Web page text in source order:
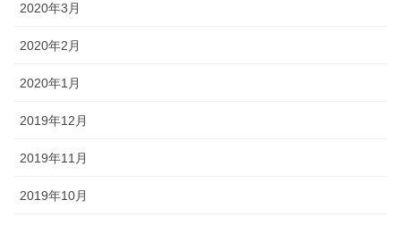
2020年3月
2020年2月
2020年1月
2019年12月
2019年11月
2019年10月